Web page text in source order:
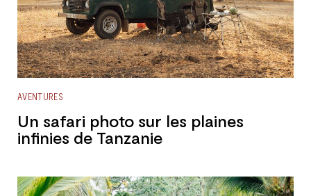
AVENTURES
Un safari photo sur les plaines
infinies de Tanzanie